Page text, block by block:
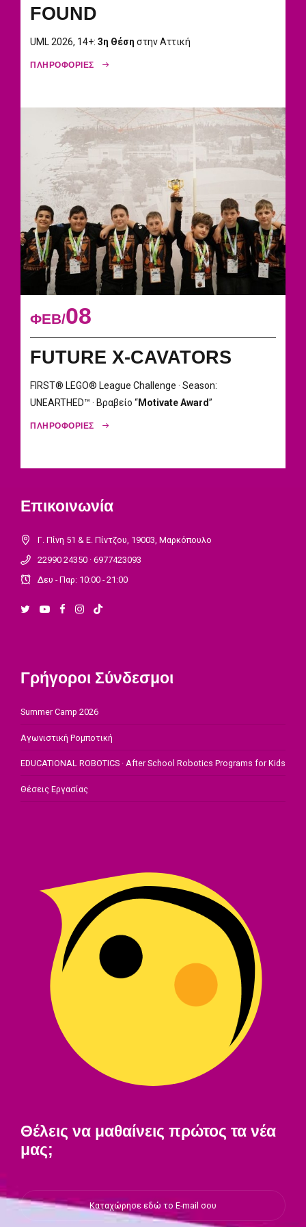
FOUND
UML 2026, 14+: 3η Θέση στην Αττική
ΠΛΗΡΟΦΟΡΙΕΣ
ΦΕΒ 08
FUTURE X-CAVATORS
FIRST® LEGO® League Challenge · Season:
UNEARTHED™ · Βραβείο “Motivate Award”
ΠΛΗΡΟΦΟΡΙΕΣ
Επικοινωνία
Γ. Πίνη 51 & Ε. Πίντζου, 19003, Μαρκόπουλο
22990 24350 · 6977423093
Δευ - Παρ: 10:00 - 21:00
Γρήγοροι Σύνδεσμοι
Summer Camp 2026
Αγωνιστική Ρομποτική
EDUCATIONAL ROBOTICS · After School Robotics Programs for Kids
Θέσεις Εργασίας
Θέλεις να μαθαίνεις πρώτος τα νέα
μας;